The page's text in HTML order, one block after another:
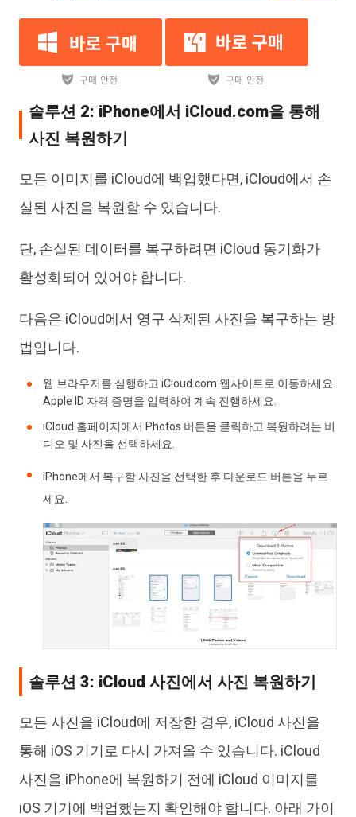
솔루션 2: iPhone에서 iCloud.com을 통해
사진 복원하기
모든 이미지를 iCloud에 백업했다면, iCloud에서 손
실된 사진을 복원할 수 있습니다.
단, 손실된 데이터를 복구하려면 iCloud 동기화가
활성화되어 있어야 합니다.
다음은 iCloud에서 영구 삭제된 사진을 복구하는 방
법입니다.
웹 브라우저를 실행하고 iCloud.com 웹사이트로 이동하세요.
Apple ID 자격 증명을 입력하여 계속 진행하세요.
iCloud 홈페이지에서 Photos 버튼을 클릭하고 복원하려는 비
디오 및 사진을 선택하세요.
iPhone에서 복구할 사진을 선택한 후 다운로드 버튼을 누르
세요.
솔루션 3: iCloud 사진에서 사진 복원하기
모든 사진을 iCloud에 저장한 경우, iCloud 사진을
통해 iOS 기기로 다시 가져올 수 있습니다. iCloud
사진을 iPhone에 복원하기 전에 iCloud 이미지를
iOS 기기에 백업했는지 확인해야 합니다. 아래 가이